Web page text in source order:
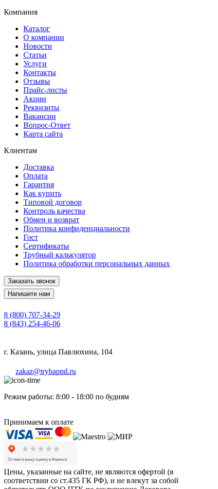
Компания
Каталог
О компании
Новости
Статьи
Услуги
Контакты
Отзывы
Прайс-листы
Акции
Реквизиты
Вакансии
Вопрос-Ответ
Карта сайта
Клиентам
Доставка
Оплата
Гарантия
Как купить
Типовой договор
Контроль качества
Обмен и возврат
Политика конфиденциальности
Гост
Сертификаты
Трубный калькулятор
Политика обработки персональных данных
Заказать звонок
Напишите нам
8 (800) 707-34-29
8 (843) 254-46-06
г. Казань, улица Павлюхина, 104
zakaz@trybapnd.ru
Режим работы: 8:00 - 18:00 по будням
Принимаем к оплате
Цены, указанные на сайте, не являются офертой (в
соответствии со ст.435 ГК РФ), и не влекут за собой